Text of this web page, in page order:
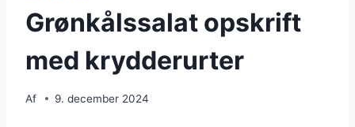
Grønkålssalat opskrift
med krydderurter
Af 9. december 2024